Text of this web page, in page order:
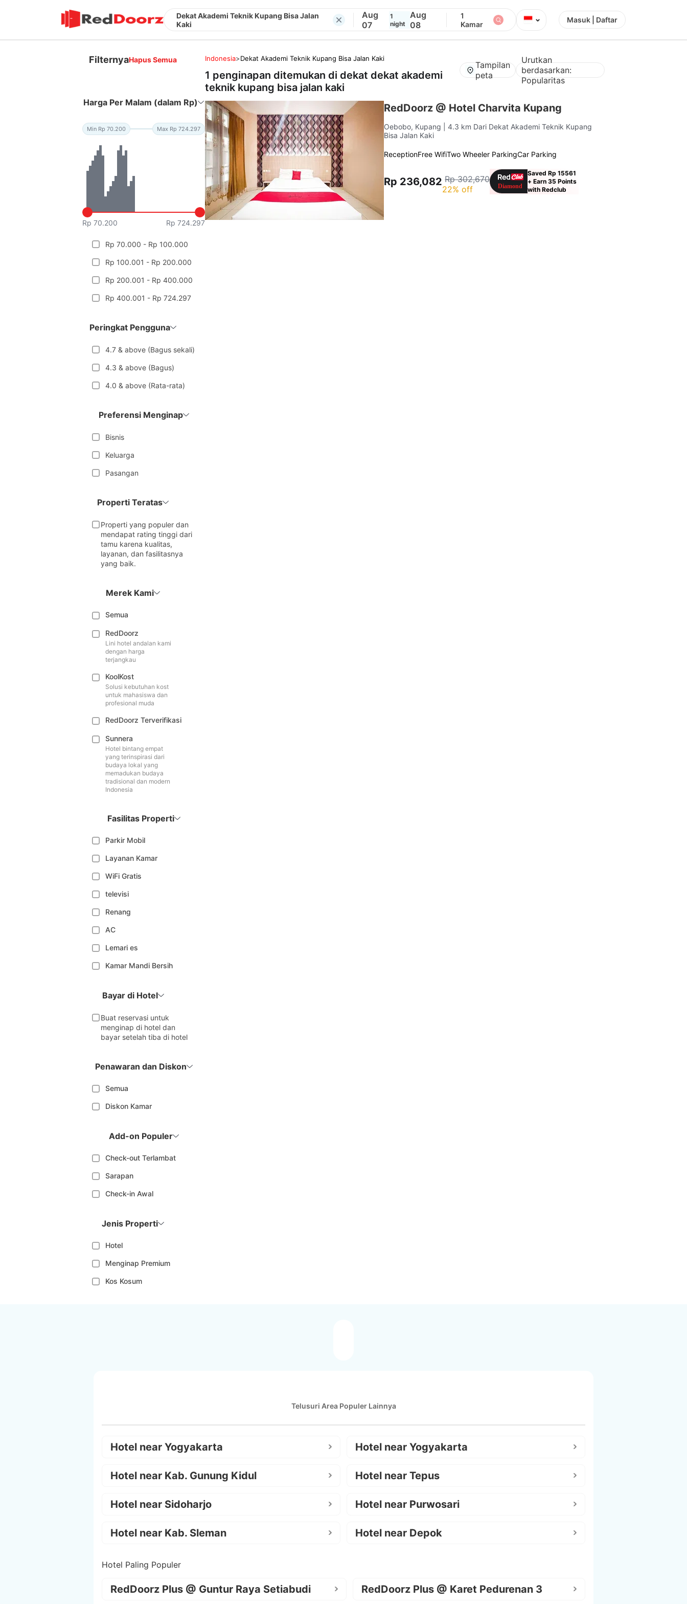
Dekat Akademi Teknik Kupang Bisa Jalan
Kaki
Aug
07
1
night
Aug
08
1
Kamar
⌄ Masuk | Daftar
FilternyaHapus Semua
Harga Per Malam (dalam Rp)
Min Rp 70.200 Max Rp 724.297
Rp 70.200 Rp 724.297
Rp 70.000 - Rp 100.000
Rp 100.001 - Rp 200.000
Rp 200.001 - Rp 400.000
Rp 400.001 - Rp 724.297
Peringkat Pengguna
4.7 & above (Bagus sekali)
4.3 & above (Bagus)
4.0 & above (Rata-rata)
Preferensi Menginap
Bisnis
Keluarga
Pasangan
Properti Teratas
Properti yang populer dan
mendapat rating tinggi dari
tamu karena kualitas,
layanan, dan fasilitasnya
yang baik.
Merek Kami
Semua
RedDoorz
Lini hotel andalan kami
dengan harga
terjangkau
KoolKost
Solusi kebutuhan kost
untuk mahasiswa dan
profesional muda
RedDoorz Terverifikasi
Sunnera
Hotel bintang empat
yang terinspirasi dari
budaya lokal yang
memadukan budaya
tradisional dan modern
Indonesia
Fasilitas Properti
Parkir Mobil
Layanan Kamar
WiFi Gratis
televisi
Renang
AC
Lemari es
Kamar Mandi Bersih
Bayar di Hotel
Buat reservasi untuk
menginap di hotel dan
bayar setelah tiba di hotel
Penawaran dan Diskon
Semua
Diskon Kamar
Add-on Populer
Check-out Terlambat
Sarapan
Check-in Awal
Jenis Properti
Hotel
Menginap Premium
Kos Kosum
Indonesia>Dekat Akademi Teknik Kupang Bisa Jalan Kaki
1 penginapan ditemukan di dekatdekat akademi
teknik kupang bisa jalan kaki
Tampilan
peta
Urutkan
berdasarkan:
Popularitas
RedDoorz @ Hotel Charvita Kupang
Oebobo, Kupang
| 4.3 km Dari Dekat Akademi Teknik Kupang
Bisa Jalan Kaki
ReceptionFree WifiTwo Wheeler ParkingCar Parking
Rp 236,082 Rp 302,670
22% off
Saved Rp 15561
+ Earn 35 Points
with Redclub
Telusuri Area Populer Lainnya
Hotel near Yogyakarta Hotel near Yogyakarta
Hotel near Kab. Gunung Kidul Hotel near Tepus
Hotel near Sidoharjo Hotel near Purwosari
Hotel near Kab. Sleman Hotel near Depok
Hotel Paling Populer
RedDoorz Plus @ Guntur Raya Setiabudi RedDoorz Plus @ Karet Pedurenan 3